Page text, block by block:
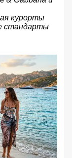
курорты
стандарты